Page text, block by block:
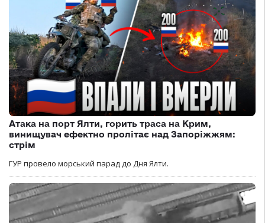
Атака на порт Ялти, горить траса на Крим,
винищувач ефектно пролітає над Запоріжжям:
стрім
ГУР провело морський парад до Дня Ялти.